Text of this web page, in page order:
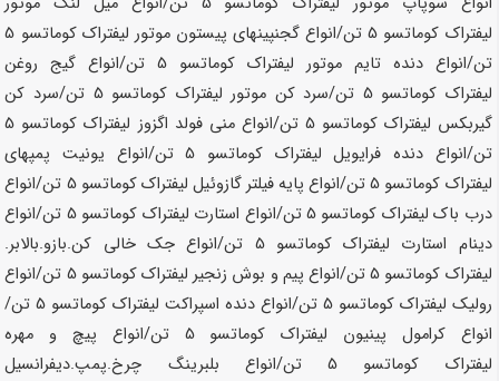
لیفتراک کوماتسو
/انواع گجنپینهای پیستون موتور لیفتراک کوماتسو 5
تن/انواع دنده تایم موتور لیفتراک کوماتسو
/انواع گیج روغن
لیفتراک کوماتسو 5 تن /سرد کن موتور لیفتراک کوماتسو 5 تن
/سرد کن
گیربکس لیفتراک کوماتسو 5 تن /انواع منی فولد اگزوز لیفتراک کوماتسو 5
تن/انواع دنده فرایویل لیفتراک کوماتسو
/انواع یونیت پمپهای
لیفتراک کوماتسو
/انواع پایه فیلتر گازوئیل لیفتراک کوماتسو 5 تن
/انواع
درب باک لیفتراک کوماتسو 5 تن /انواع استارت لیفتراک کوماتسو 5 تن
/انواع
دینام استارت لیفتراک کوماتسو 5 تن
/انواع جک خالی کن.بازو.بالابر.
لیفتراک کوماتسو
/انواع پیم و بوش زنجیر لیفتراک کوماتسو 5 تن
/انواع
رولیک لیفتراک کوماتسو 5 تن /انواع دنده اسپراکت لیفتراک کوماتسو
/
انواع کرامول پینیون لیفتراک کوماتسو 5 تن
/انواع پیچ و مهره
لیفتراک کوماتسو
/انواع بلبرینگ چرخ.پمپ.دیفرانسیل